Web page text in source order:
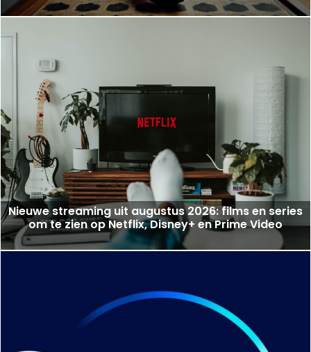
Nieuwe streaming uit augustus 2026: films en series
om te zien op Netflix, Disney+ en Prime Video